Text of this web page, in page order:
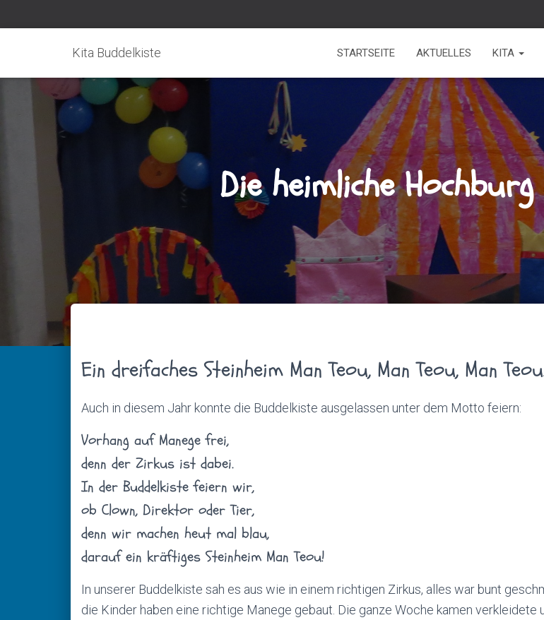
Kita Buddelkiste STARTSEITE AKTUELLES KITA
Die heimliche
Ein dreifaches Steinheim Man Teou, Man Teou, Man
Auch in diesem Jahr konnte die Buddelkiste ausgelassen unter dem Motto feiern:
Vorhang auf Manege frei,
denn der Zirkus ist dabei.
In der Buddelkiste feiern wir,
ob Clown, Direktor oder Tier,
denn wir machen heut mal blau,
darauf ein kräftiges Steinheim Man Teou!
In unserer Buddelkiste sah es aus wie in einem richtigen Zirkus, alles war bunt
die Kinder haben eine richtige Manege gebaut. Die ganze Woche kamen verkleidete